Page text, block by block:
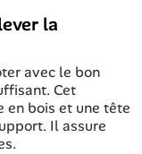
la
avec le bon
Cet
en bois et une tête
Il assure